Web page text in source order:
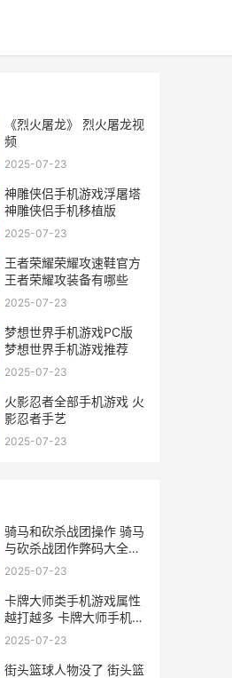
《烈火屠龙》 烈火屠龙视
频
2025-07-23
神雕侠侣手机游戏浮屠塔
神雕侠侣手机移植版
2025-07-23
王者荣耀荣耀攻速鞋官方
王者荣耀攻装备有哪些
2025-07-23
梦想世界手机游戏PC版
梦想世界手机游戏推荐
2025-07-23
火影忍者全部手机游戏 火
影忍者手艺
2025-07-23
骑马和砍杀战团操作 骑马
与砍杀战团作弊码大全全
部秘籍一览
2025-07-23
卡牌大师类手机游戏属性
越打越多 卡牌大师手机壁
纸
2025-07-23
街头篮球人物没了 街头篮